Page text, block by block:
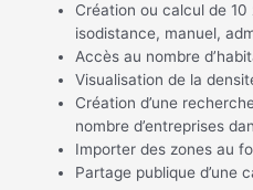
Création ou calcul de
isodistance, manuel,
Accès au nombre
Visualisation de la
Création d’une
nombre d’entreprises
Importer des zones au
Partage publique d’une